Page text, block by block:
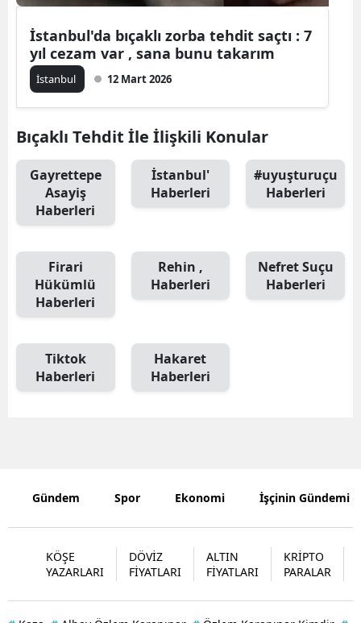
Hakkari
Isparta
Mersin
Kocaeli
Konya
İstanbul'da bıçaklı zorba tehdit saçtı : 7
yıl cezam var , sana bunu takarım
İstanbul 12 Mart 2026
Bıçaklı Tehdit İle İlişkili Konular
Gayrettepe
Asayiş
Haberleri
İstanbul'
Haberleri
#uyuşturuçu
Haberleri
Firari
Hükümlü
Haberleri
Rehin ,
Haberleri
Nefret Suçu
Haberleri
Tiktok
Haberleri
Hakaret
Haberleri
Gündem Spor Ekonomi İşçinin Gündemi
KÖŞE
YAZARLARI
DÖVİZ
FİYATLARI
ALTIN
FİYATLARI
KRİPTO
PARALAR